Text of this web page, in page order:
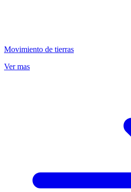
Movimiento de tierras
Ver mas